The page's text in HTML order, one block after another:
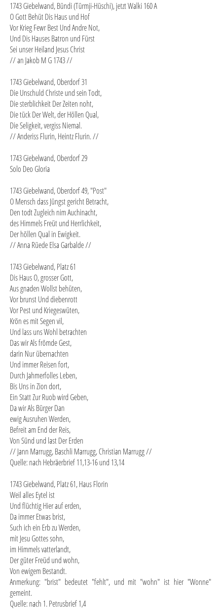
1743 Giebelwand, Bündi (Türmji-Hüschi), jetzt Walki 160 A
O Gott Behüt Dis Haus und Hof
Vor Krieg Fewr Best Und Andre Not,
Und Dis Hauses Batron und Fürst
Sei unser Heiland Jesus Christ
// an Jakob M G 1743 //
1743 Giebelwand, Oberdorf 31
Die Unschuld Christe und sein Todt,
Die sterblichkeit Der Zeiten noht,
Die tück Der Welt, der Höllen Qual,
Die Seligkeit, vergiss Niemal.
// Anderiss Flurin, Heintz Flurin. //
1743 Giebelwand, Oberdorf 29
Solo Deo Gloria
1743 Giebelwand, Oberdorf 49, "Post"
O Mensch dass Jüngst gericht Betracht,
Den todt Zugleich nim Auchinacht,
des Himmels Freüt und Herrlichkeit,
Der höllen Qual in Ewigkeit.
// Anna Rüede Elsa Garbalde //
1743 Giebelwand, Platz 61
Dis Haus O, grosser Gott,
Aus gnaden Wollst behüten,
Vor brunst Und diebenrott
Vor Pest und Kriegeswüten,
Krön es mit Segen vil,
Und lass uns Wohl betrachten
Das wir Als frömde Gest,
darin Nur übernachten
Und immer Reisen fort,
Durch Jahmerfolles Leben,
Bis Uns in Zion dort,
Ein Statt Zur Ruob wird Geben,
Da wir Als Bürger Dan
ewig Ausruhen Werden,
Befreit am End der Reis,
Von Sünd und last Der Erden
// Jann Marrugg, Baschli Marrugg, Christian Marrugg //
Quelle: nach Hebräerbrief 11,13-16 und 13,14
1743 Giebelwand, Platz 61, Haus Florin
Weil alles Eytel ist
Und flüchtig Hier auf erden,
Da immer Etwas brist,
Such ich ein Erb zu Werden,
mit Jesu Gottes sohn,
im Himmels vatterlandt,
Der güter Freüd und wohn,
Von ewigem Bestandt.
Anmerkung: "brist" bedeutet "fehlt", und mit "wohn" ist hier "Wonne"
gemeint.
Quelle: nach 1. Petrusbrief 1,4